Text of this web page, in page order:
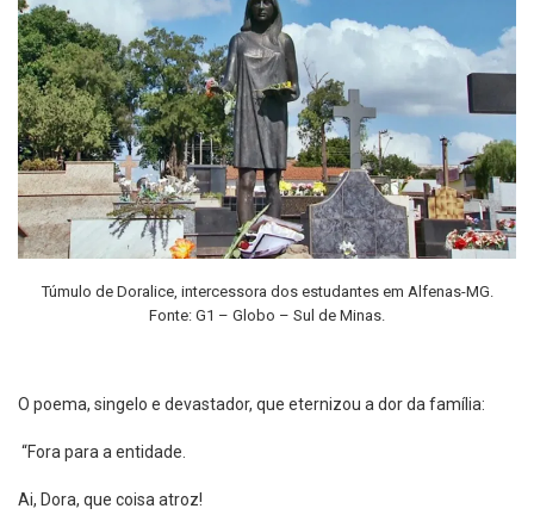
Túmulo de Doralice, intercessora dos estudantes em Alfenas-MG.
Fonte: G1 – Globo – Sul de Minas.
O poema, singelo e devastador, que eternizou a dor da família:
“Fora para a entidade.
Ai, Dora, que coisa atroz!